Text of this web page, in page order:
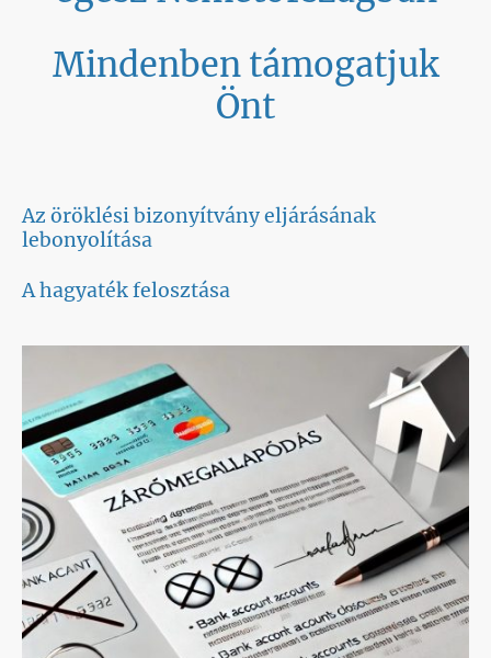
Mindenben támogatjuk
Önt
Az öröklési bizonyítvány eljárásának
lebonyolítása
A hagyaték felosztása